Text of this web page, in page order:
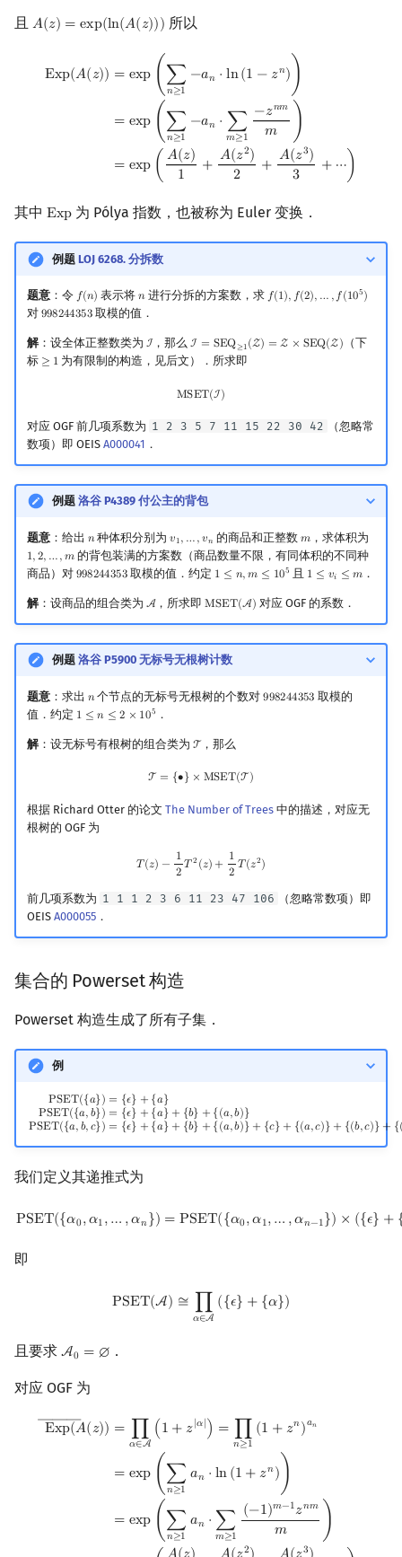
且 𝐴(𝑧) = exp(ln(𝐴(𝑧)))
A(z)= exp(ln(A(z))) 所以
Exp(𝐴(𝑧)) = exp ( ∑
𝑛≥1
−𝑎𝑛 ⋅ ln(1 −𝑧𝑛) )
= exp ( ∑
𝑛≥1
−𝑎𝑛 ⋅ ∑
𝑚≥1
−𝑧𝑛𝑚
𝑚 )
= exp ( 𝐴(𝑧)
1
+ 𝐴(𝑧2)
2
+ 𝐴(𝑧3)
3
+ ⋯)
n⋅ln(1 an
其中 Exp
Exp 为 Pólya 指数，也被称为 Euler 变换．
例题 LOJ 6268. 分拆数
题意：令 𝑓(𝑛)
f(n) 表示将𝑛
n进行分拆的方案数，求 𝑓(1),𝑓(2), … ,𝑓(105)
f(1),f( 2),…,f (105)
对 998244353
998244353 取模的值．
解：设全体正整数类为 I
I ，那么I = SEQ≥1(Z) = Z × SEQ(Z)
I= SEQ≥1(Z)=Z×SEQ(Z )
（下
标 ≥ 1
≥1 为有限制的构造，见后文）．所求即
MSET(I)
MSET( I)
对应 OGF 前几项系数为 1 2 3 5 7 11 15 22 30 42
（忽略常
数项）即 OEIS A000041 ．
例题 洛谷 P4389 付公主的背包
题意：给出 𝑛
n种体积分别为𝑣1, …,𝑣𝑛
v1, …,vn 的商品和正整数 𝑚
m ，求体积为
1,2, …,𝑚
1,2,…,m
的背包装满的方案数（商品数量不限，有同体积的不同种
商品）对 998244353
998244353 取模的值．约定 1 ≤ 𝑛,𝑚 ≤ 105
1 ≤n m ≤105 且 1 ≤ 𝑣𝑖 ≤ 𝑚
1≤vi ≤m ．
解：设商品的组合类为 A
A ，所求即MSET(A)
MSET(A) 对应 OGF 的系数．
例题 洛谷 P5900 无标号无根树计数
题意：求出 𝑛
n个节点的无标号无根树的个数对998244353
998244353 取模的
值．约定 1 ≤ 𝑛 ≤ 2 × 105
1≤n ≤2 ×105 ．
解：设无标号有根树的组合类为 T
T，那么
T = {∙} × MSET(T )
T ={∙}× MSET(T)
根据 Richard Otter 的论文 The Number of Trees中的描述，对应无
根树的 OGF 为
𝑇 (𝑧) − 1
2𝑇 2 (𝑧) + 1
2 𝑇(𝑧2)
T 12T2 (z )+ T( z2)
前几项系数为 1 1 1 2 3 6 11 23 47 106
（忽略常数项）即
OEIS A000055．
集合的 Powerset 构造
Powerset 构造生成了所有子集．
例
PSET({𝑎}) = {𝜖} + {𝑎}
PSET({𝑎,𝑏}) = {𝜖} + {𝑎} + {𝑏} + {(𝑎,𝑏)}
PSET({𝑎,𝑏,𝑐}) = {𝜖} + {𝑎} + {𝑏} + {(𝑎,𝑏)} + {𝑐} + {(𝑎,𝑐)} + {(𝑏,𝑐)} + {
PSET({a})={ϵ}+{a PSET( {a, b})=
我们定义其递推式为
PSET({𝛼0,𝛼1,… ,𝛼𝑛}) = PSET({𝛼0,𝛼1,… ,𝛼𝑛−1}) × ({𝜖} +
PSET({ 0, ,α n})=PSET({α0,α1, …,α )× }+{ αn })
即
PSET(A) ≅ ∏
𝛼∈A
({𝜖} + {𝛼})
PSET (A) ≅∏α∈ A({ϵ} +{α})
且要求 A0 = ∅
A0= ∅ ．
对应 OGF 为
―――
Exp(𝐴(𝑧)) = ∏
𝛼∈A
(1 +𝑧|𝛼|) = ∏
𝑛≥1
(1 +𝑧𝑛)𝑎𝑛
= exp ( ∑
𝑛≥1
𝑎𝑛 ⋅ ln(1 +𝑧𝑛) )
= exp ( ∑
𝑛≥1
𝑎𝑛 ⋅ ∑
𝑚≥1
(−1)𝑚−1𝑧𝑛𝑚
𝑚
)
2 3
Exp―(A(z))=∏α∈ A( + | α |) =∏ n≥1( +z n a n= exp(∑n≥